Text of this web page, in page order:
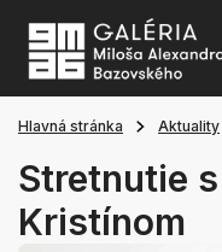
Hlavná stránka Aktuality
Stretnutie
Kristínom